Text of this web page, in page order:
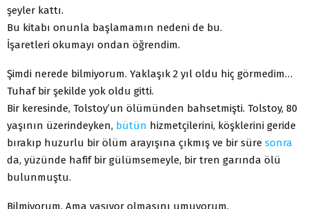
şeyler kattı.
Bu kitabı onunla başlamamın nedeni de bu.
İşaretleri okumayı ondan öğrendim.
Şimdi nerede bilmiyorum. Yaklaşık 2 yıl oldu hiç görmedim…
Tuhaf bir şekilde yok oldu gitti.
Bir keresinde, Tolstoy’un ölümünden bahsetmişti. Tolstoy, 80
yaşının üzerindeyken, bütün hizmetçilerini, köşklerini geride
bırakıp huzurlu bir ölüm arayışına çıkmış ve bir süre sonra
da, yüzünde hafif bir gülümsemeyle, bir tren garında ölü
bulunmuştu.
Bilmiyorum. Ama yaşıyor olmasını umuyorum.